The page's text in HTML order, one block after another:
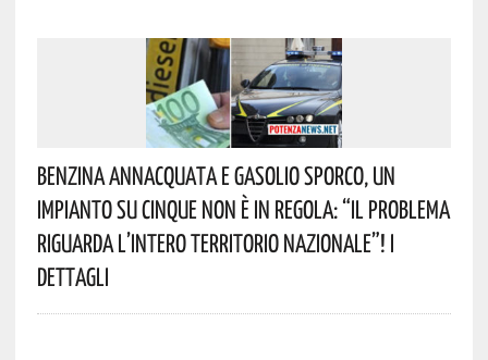
Benzina Annacquata E Gasolio Sporco, Un
Impianto Su Cinque Non È In Regola: “il Problema
Riguarda L’intero Territorio Nazionale”! I
Dettagli